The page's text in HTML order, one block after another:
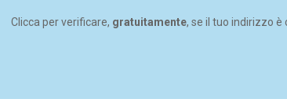
Clicca per verificare, gratuitamente, se il tuo indirizzo è